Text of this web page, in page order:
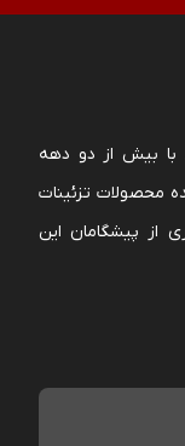
با بیش از دو دهه
محصولات تزئینات
از پیشگامان این